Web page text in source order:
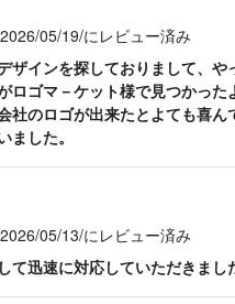
2026/05/19/にレビュー済み
ザインを探しておりまして、や
ロゴマ－ケット様で見つかった
社のロゴが出来たとよても喜ん
ました。
2026/05/13/にレビュー済み
て迅速に対応していただきまし